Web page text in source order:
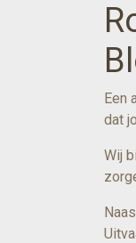
Een
dat
Wij